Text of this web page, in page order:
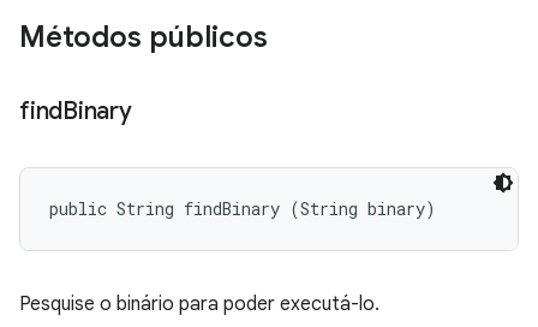
Métodos públicos
findBinary
public String findBinary (String binary)
Pesquise o binário para poder executá-lo.